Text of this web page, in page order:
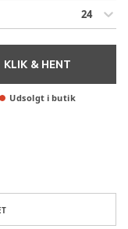
24
KLIK & HENT
Udsolgt i butik